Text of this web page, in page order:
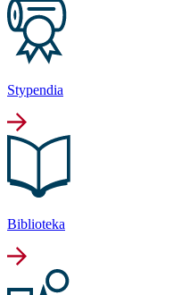
Stypendia
Biblioteka